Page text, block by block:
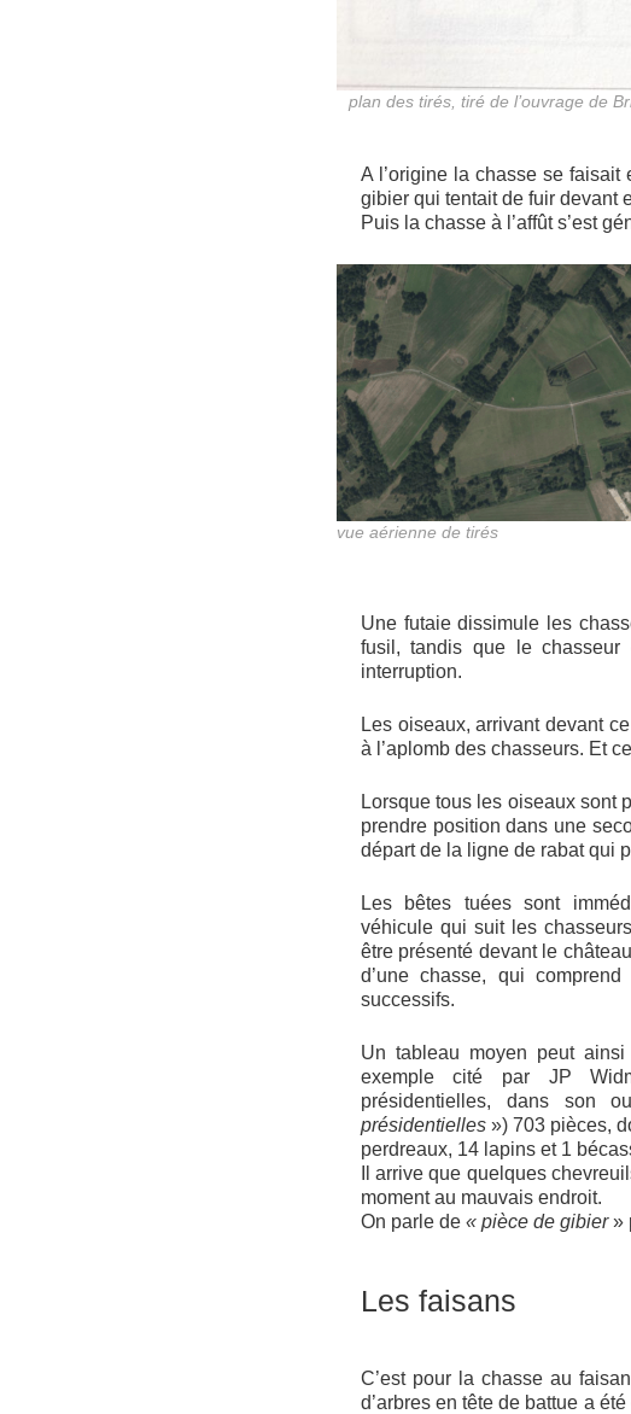
plan des tirés, tiré de l’ouvrage de
A l’origine la chasse se
gibier qui tentait de fuir devant
Puis la chasse à l’affût s’est
vue aérienne de tirés
Une futaie dissimule les
fusil, tandis que le
interruption.
Les oiseaux, arrivant devant
à l’aplomb des chasseurs. Et
Lorsque tous les oiseaux sont
prendre position dans une
départ de la ligne de rabat qui
Les bêtes tuées sont
véhicule qui suit les
être présenté devant le
d’une chasse, qui
successifs.
Un tableau moyen peut ainsi
exemple cité par JP
présidentielles, dans son
présidentielles ») 703 pièces,
perdreaux, 14 lapins et 1
Il arrive que quelques
moment au mauvais endroit.
On parle de « pièce de gibier»
Les faisans
C’est pour la chasse au
d’arbres en tête de battue a